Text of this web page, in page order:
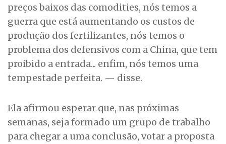
preços baixos das comodities, nós temos a
guerra que está aumentando os custos de
produção dos fertilizantes, nós temos o
problema dos defensivos com a China, que tem
proibido a entrada... enfim, nós temos uma
tempestade perfeita. — disse.
Ela afirmou esperar que, nas próximas
semanas, seja formado um grupo de trabalho
para chegar a uma conclusão, votar a proposta